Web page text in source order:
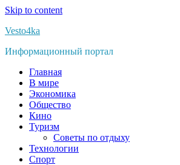
Skip to content
Vesto4ka
Информационный портал
Главная
В мире
Экономика
Общество
Кино
Туризм
Советы по отдыху
Технологии
Спорт